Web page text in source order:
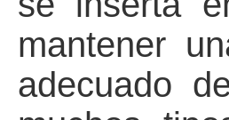
mantener
adecuado